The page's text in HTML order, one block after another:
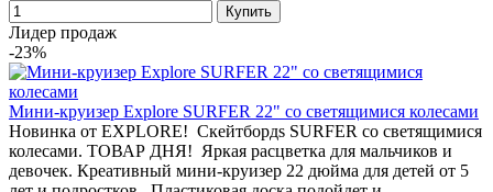
Лидер продаж
-23%
Мини-круизер Explore SURFER 22" со светящимися колесами
Новинка от EXPLORE! Cкейтбордs SURFER со светящимися
колесами. ТОВАР ДНЯ! Яркая расцветка для мальчиков и
девочек. Креативный мини-круизер 22 дюйма для детей от 5